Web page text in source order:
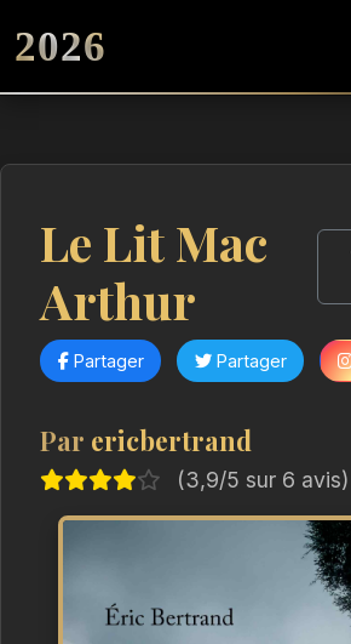
2026
Le Lit Mac
Arthur
Partager Partager
Par ericbertrand
(3,9/5 sur 6 avis)